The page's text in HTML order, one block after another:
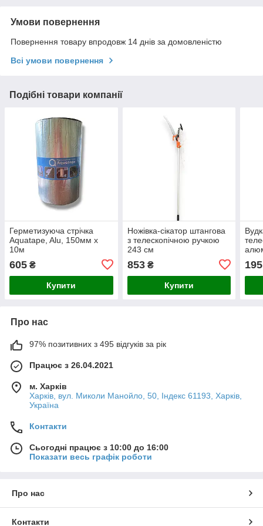
Умови повернення
Повернення товару впродовж 14 днів за домовленістю
Всі умови повернення
Подібні товари компанії
Герметизуюча стрічка
Aquatape, Alu, 150мм x
10м
605 ₴
Купити
Ножівка-сікатор штангова
з телескопічною ручкою
243 см
853₴
Купити
195
Про нас
97% позитивних з 495 відгуків за рік
Працює з 26.04.2021
м. Харків
Харків, вул. Миколи Манойло, 50, Індекс 61193, Харків,
Україна
Контакти
Сьогодні працює з 10:00 до 16:00
Показати весь графік роботи
Про нас
Контакти